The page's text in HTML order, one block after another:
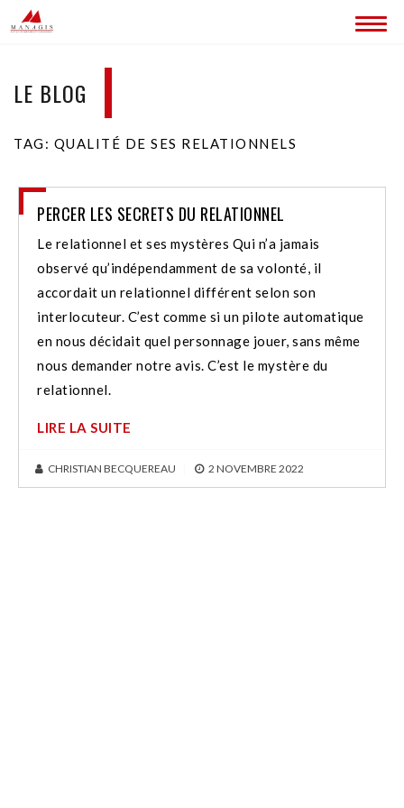
LES SITES MANAGIS
CONTACT
LE BLOG
TAG: QUALITÉ DE SES RELATIONNELS
PERCER LES SECRETS DU RELATIONNEL
Le relationnel et ses mystères Qui n’a jamais
observé qu’indépendamment de sa volonté, il
accordait un relationnel différent selon son
interlocuteur. C’est comme si un pilote automatique
en nous décidait quel personnage jouer, sans même
nous demander notre avis. C’est le mystère du
relationnel.
LIRE LA SUITE
CHRISTIAN BECQUEREAU 2 NOVEMBRE 2022